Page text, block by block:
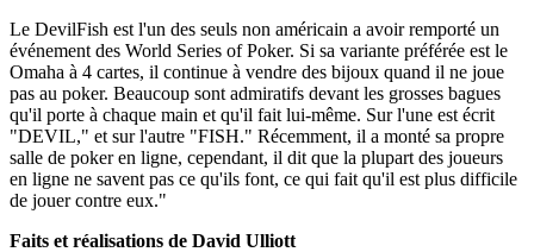
Le DevilFish est l'un des seuls non américain a avoir remporté un
événement des World Series of Poker. Si sa variante préférée est le
Omaha à 4 cartes, il continue à vendre des bijoux quand il ne joue
pas au poker. Beaucoup sont admiratifs devant les grosses bagues
qu'il porte à chaque main et qu'il fait lui-même. Sur l'une est écrit
"DEVIL," et sur l'autre "FISH." Récemment, il a monté sa propre
salle de poker en ligne, cependant, il dit que la plupart des joueurs
en ligne ne savent pas ce qu'ils font, ce qui fait qu'il est plus difficile
de jouer contre eux."
Faits et réalisations de David Ulliott